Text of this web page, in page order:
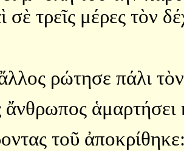
σὲ τρεῖς μέρες τὸν
ρώτησε πάλι
ἁμαρτήσει
τοῦ